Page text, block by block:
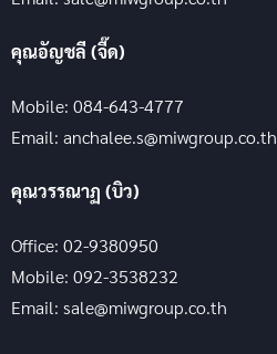
คุณอัญชลี (จี๊ด)
Mobile: 084-643-4777
Email: anchalee.s@miwgroup.co.th
คุณวรรณาฏ (บิว)
Office: 02-9380950
Mobile: 092-3538232
Email: sale@miwgroup.co.th